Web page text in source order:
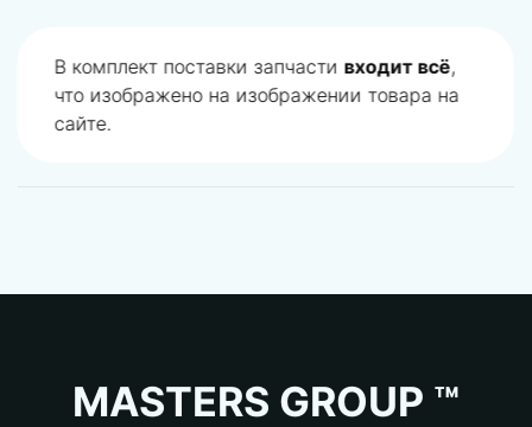
В комплект поставки запчастивходит всё,
что изображено на изображении товара на
сайте.
MASTERS GROUP ™